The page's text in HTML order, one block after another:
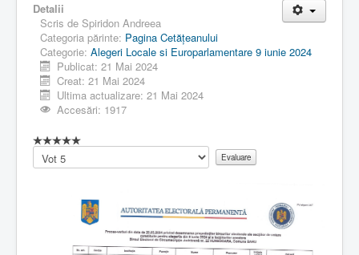
Detalii
Scris de Spiridon Andreea
Categoria părinte: Pagina Cetăţeanului
Categorie: Alegeri Locale si Europarlamentare 9 iunie 2024
Publicat: 21 Mai 2024
Creat: 21 Mai 2024
Ultima actualizare: 21 Mai 2024
Accesări: 1917
Vă
rugăm